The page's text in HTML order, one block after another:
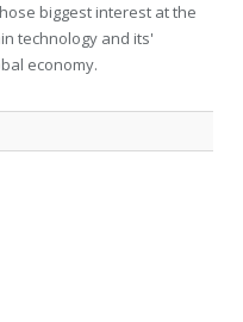
biggest interest at the
technology and its'
economy.